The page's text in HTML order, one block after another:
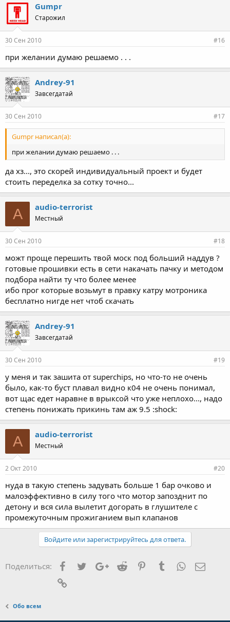
Gumpr
Старожил
30 Сен 2010 #16
при желании думаю решаемо . . .
Andrey-91
Завсегдатай
30 Сен 2010 #17
Gumpr написал(а):
при желании думаю решаемо . . .
да хз..., это скорей индивидуальный проект и будет
стоить переделка за сотку точно...
A audio-terrorist
Местный
30 Сен 2010 #18
можт проще перешить твой моск под больший наддув ?
готовые прошивки есть в сети накачать пачку и методом
подбора найти ту что более менее
ибо прог которые возьмут в правку катру мотроника
бесплатно нигде нет чтоб скачать
Andrey-91
Завсегдатай
30 Сен 2010 #19
у меня и так зашита от superchips, но что-то не очень
было, как-то буст плавал видно к04 не очень понимал,
вот щас едет наравне в врыксой что уже неплохо..., надо
степень понижать прикинь там аж 9.5 :shock:
A audio-terrorist
Местный
2 Окт 2010 #20
нуда в такую степень задувать больше 1 бар очково и
малоэффективно в силу того что мотор запозднит по
детону и вся сила вылетит догорать в глушителе с
промежуточным прожиганием вып клапанов
Войдите или зарегистрируйтесь для ответа.
Поделиться: FacebookTwitterGoogle+
Reddit PinterestTumblrWhatsApp
Обо всем